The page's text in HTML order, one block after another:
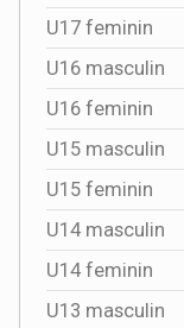
U17 feminin
U16 masculin
U16 feminin
U15 masculin
U15 feminin
U14 masculin
U14 feminin
U13 masculin